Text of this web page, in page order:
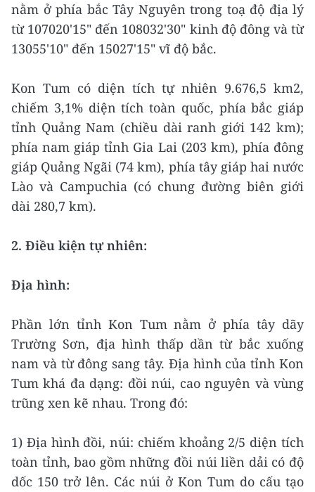
nằm ở phía bắc Tây Nguyên trong toạ độ địa lý
từ 107020'15" đến 108032'30" kinh độ đông và từ
13055'10" đến 15027'15" vĩ độ bắc.
Kon Tum có diện tích tự nhiên 9.676,5 km2,
chiếm 3,1% diện tích toàn quốc, phía bắc giáp
tỉnh Quảng Nam (chiều dài ranh giới 142 km);
phía nam giáp tỉnh Gia Lai (203 km), phía đông
giáp Quảng Ngãi (74 km), phía tây giáp hai nước
Lào và Campuchia (có chung đường biên giới
dài 280,7 km).
2. Điều kiện tự nhiên:
Địa hình:
Phần lớn tỉnh Kon Tum nằm ở phía tây dãy
Trường Sơn, địa hình thấp dần từ bắc xuống
nam và từ đông sang tây. Địa hình của tỉnh Kon
Tum khá đa dạng: đồi núi, cao nguyên và vùng
trũng xen kẽ nhau. Trong đó:
1) Địa hình đồi, núi: chiếm khoảng 2/5 diện tích
toàn tỉnh, bao gồm những đồi núi liền dải có độ
dốc 150 trở lên. Các núi ở Kon Tum do cấu tạo